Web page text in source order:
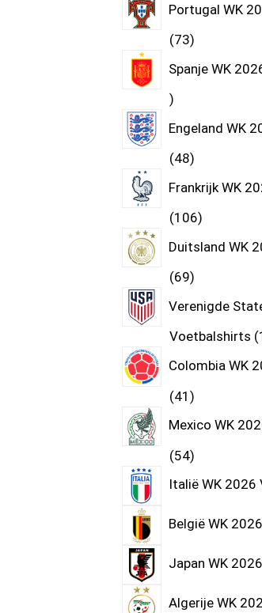
Portugal WK
73
Spanje WK
Engeland WK
48
Frankrijk WK
106
Duitsland WK
69
Verenigde
Voetbalshirts
Colombia WK
41
Mexico WK
54
Italië WK
België WK
Japan WK
Algerije WK